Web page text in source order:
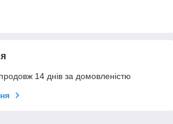
14 днів за домовленістю